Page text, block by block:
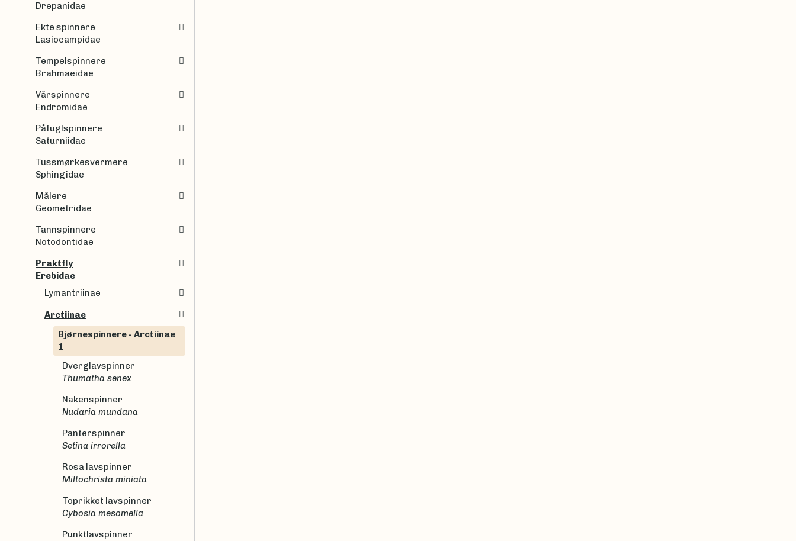
Drepanidae
Ekte spinnere
Lasiocampidae
Tempelspinnere
Brahmaeidae
Vårspinnere
Endromidae
Påfuglspinnere
Saturniidae
Tussmørkesvermere
Sphingidae
Målere
Geometridae
Tannspinnere
Notodontidae
Praktfly
Erebidae
Lymantriinae
Arctiinae
Bjørnespinnere - Arctiinae
1
Dverglavspinner
Thumatha senex
Nakenspinner
Nudaria mundana
Panterspinner
Setina irrorella
Rosa lavspinner
Miltochrista miniata
Toprikket lavspinner
Cybosia mesomella
Punktlavspinner